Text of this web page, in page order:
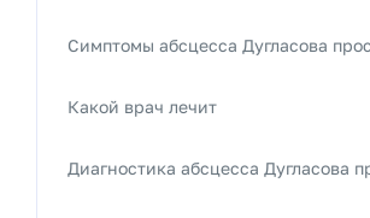
Симптомы абсцесса Дугласова
Какой врач лечит
Диагностика абсцесса Дугласова